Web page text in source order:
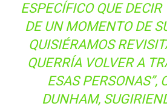
ESPECÍFICO QUE DECIR
DE UN MOMENTO DE
QUISIÉRAMOS
QUERRÍA VOLVER A
ESAS PERSONAS”,
DUNHAM,